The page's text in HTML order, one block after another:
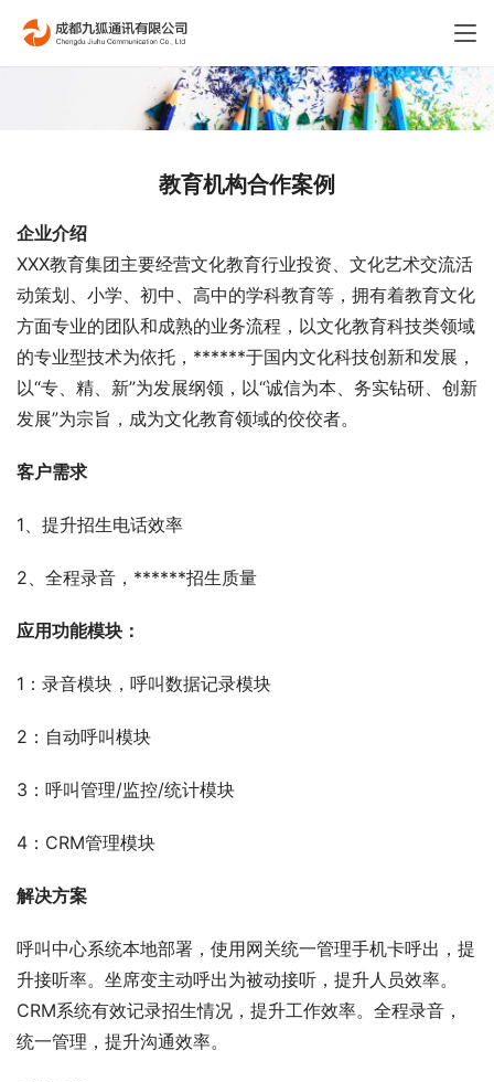
教育机构合作案例
企业介绍
XXX教育集团主要经营文化教育行业投资、文化艺术交流活
动策划、小学、初中、高中的学科教育等，拥有着教育文化
方面专业的团队和成熟的业务流程，以文化教育科技类领域
的专业型技术为依托，******于国内文化科技创新和发展，
以“专、精、新”为发展纲领，以“诚信为本、务实钻研、创新
发展”为宗旨，成为文化教育领域的佼佼者。
客户需求
1、提升招生电话效率
2、全程录音，******招生质量
应用功能模块：
1：录音模块，呼叫数据记录模块
2：自动呼叫模块
3：呼叫管理/监控/统计模块
4：CRM管理模块
解决方案
呼叫中心系统本地部署，使用网关统一管理手机卡呼出，提
升接听率。坐席变主动呼出为被动接听，提升人员效率。
CRM系统有效记录招生情况，提升工作效率。全程录音，
统一管理，提升沟通效率。